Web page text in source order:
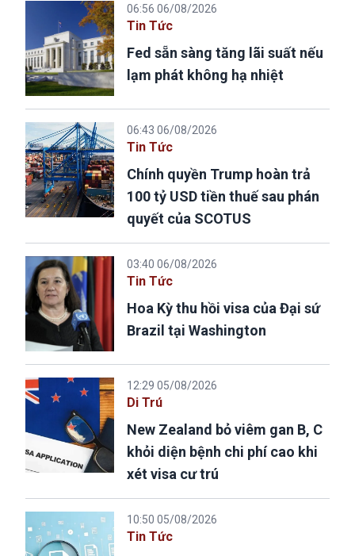
06:56 06/08/2026
Tin Tức
Fed sẵn sàng tăng lãi suất nếu
lạm phát không hạ nhiệt
06:43 06/08/2026
Tin Tức
Chính quyền Trump hoàn trả
100 tỷ USD tiền thuế sau phán
quyết của SCOTUS
03:40 06/08/2026
Tin Tức
Hoa Kỳ thu hồi visa của Đại sứ
Brazil tại Washington
12:29 05/08/2026
Di Trú
New Zealand bỏ viêm gan B, C
khỏi diện bệnh chi phí cao khi
xét visa cư trú
10:50 05/08/2026
Tin Tức